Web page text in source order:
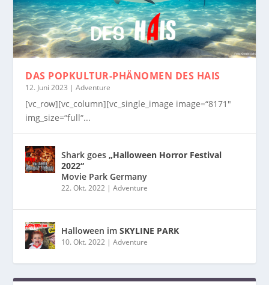
DAS POPKULTUR-PHÄNOMEN DES HAIS
12. Juni 2023 |Adventure
[vc_row][vc_column][vc_single_image image=“8171″
img_size=“full“...
Shark goes„Halloween Horror Festival
2022“
Movie Park Germany
22. Okt. 2022 |Adventure
Halloween imSKYLINE PARK
10. Okt. 2022 |Adventure